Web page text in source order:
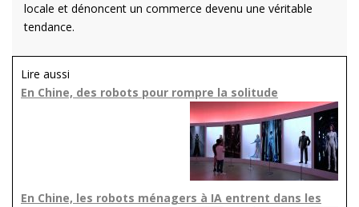
locale et dénoncent un commerce devenu une véritable
tendance.
Lire aussi
En Chine, des robots pour rompre la solitude
En Chine, les robots ménagers à IA entrent dans les